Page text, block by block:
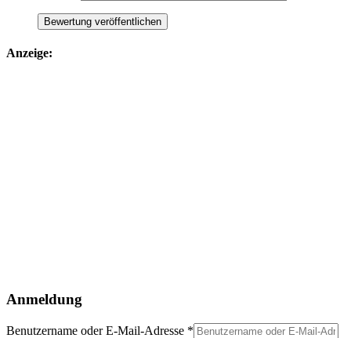
Anzeige:
Anmeldung
Benutzername oder E-Mail-Adresse *